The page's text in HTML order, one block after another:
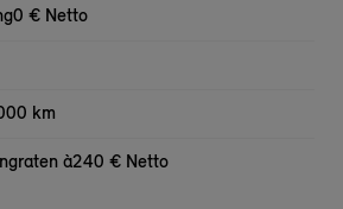
0 € Netto
km
à240 € Netto